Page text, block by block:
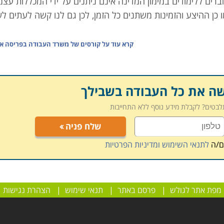
ההיצע והזמינות משתנים כל הזמן, לכן גם לנו קשה לעתים
צרכי המשק, והעידוד שבוחרת המדינה להעניק לקידום מקצוע
כלשהי או לצרכי פנאי, יש טעות בידיכם.
לדעת המוסדות הממלכתיים בשאיפה להשגת יעדי התעסוקה
שילובן בשוק, בין אם הן המדובר בדורשי עבודה המופנים על ידי
של משרד העבודה
קרא עוד עלקורסים של משרד העבודה בפריסה
את כל העבודה בשבילך
לקבלת מידע נוסף ללא התחייבות
שלח פניה
הלתנאי השימוש ומדיניות הפרטיות
מפת אתר לגולש |פרסם באתר | תנאי שימוש | הצהרת נגישות